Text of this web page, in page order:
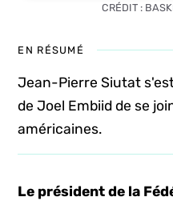
CRÉDIT :
EN RÉSUMÉ
Jean-Pierre Siutat
de Joel Embiid de se
américaines.
Le président de la